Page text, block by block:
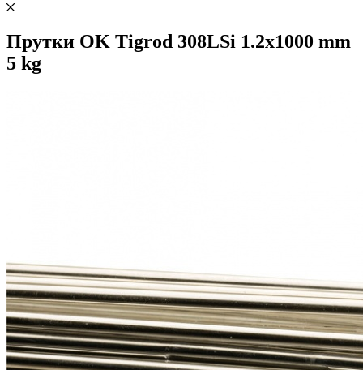
Прутки OK Tigrod 308LSi 1.2x1000 mm
5 kg